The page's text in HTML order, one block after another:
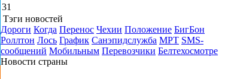
31
Тэги новостей
Дороги Когда Перенос Чехии Положение БигБон
Роллтон Лось График Санэпидслужба МРТ SMS-
сообщений Мобильным Перевозчики Белтехосмотре
Новости страны